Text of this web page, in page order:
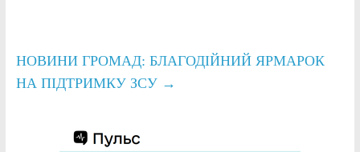
НОВИНИ ГРОМАД: БЛАГОДІЙНИЙ ЯРМАРОК
НА ПІДТРИМКУ ЗСУ →